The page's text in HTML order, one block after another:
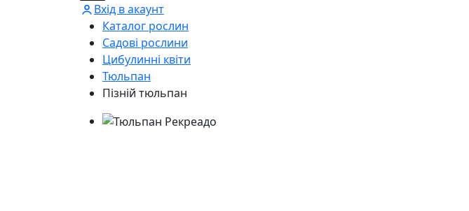
Вхід в акаунт
Каталог рослин
Садові рослини
Цибулинні квіти
Тюльпан
Пізній тюльпан